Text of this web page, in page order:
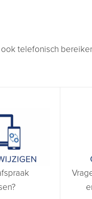
telefonisch bereiken